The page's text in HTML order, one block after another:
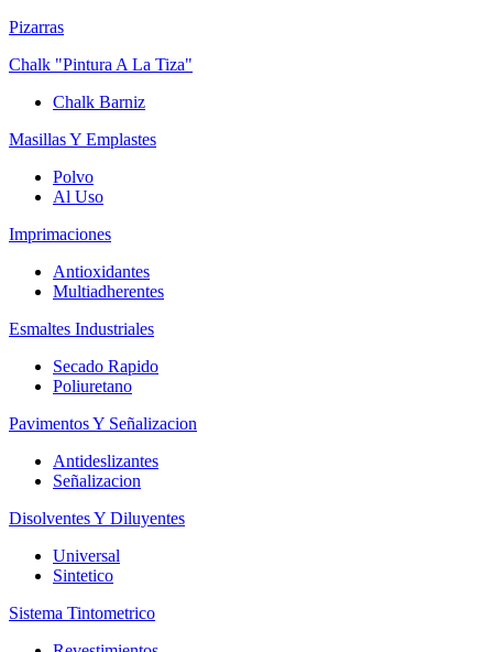
Pizarras
Chalk "Pintura A La Tiza"
Chalk Barniz
Masillas Y Emplastes
Polvo
Al Uso
Imprimaciones
Antioxidantes
Multiadherentes
Esmaltes Industriales
Secado Rapido
Poliuretano
Pavimentos Y Señalizacion
Antideslizantes
Señalizacion
Disolventes Y Diluyentes
Universal
Sintetico
Sistema Tintometrico